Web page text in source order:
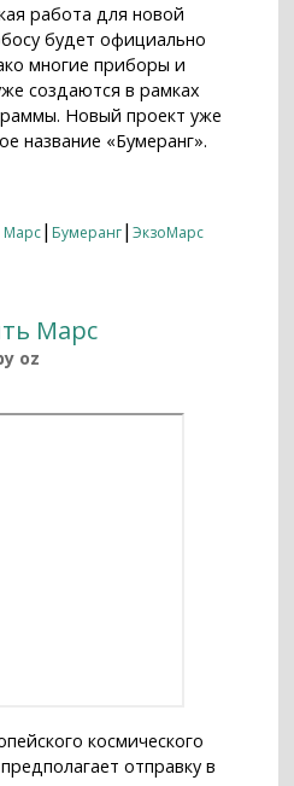
работа для новой
будет официально
многие приборы и
создаются в рамках
Новый проект уже
название «Бумеранг».
Марс| Бумеранг|ЭкзоМарс
Марс
oz
космического
отправку в